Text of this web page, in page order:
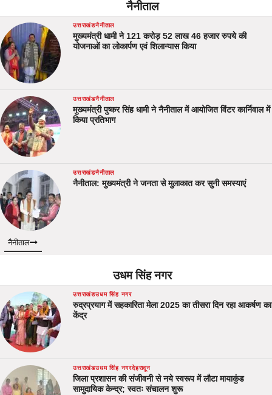
नैनीताल
उत्तराखंडनैनीताल
मुख्यमंत्री धामी ने 121 करोड़ 52 लाख 46 हजार रुपये की
योजनाओं का लोकार्पण एवं शिलान्यास किया
उत्तराखंडनैनीताल
मुख्यमंत्री पुष्कर सिंह धामी ने नैनीताल में आयोजित विंटर कार्निवाल में
किया प्रतिभाग
उत्तराखंडनैनीताल
नैनीताल: मुख्यमंत्री ने जनता से मुलाकात कर सुनी समस्याएं
नैनीताल
उधम सिंह नगर
उत्तराखंडउधम सिंह नगर
रुद्रप्रयाग में सहकारिता मेला 2025 का तीसरा दिन रहा आकर्षण का
केंद्र
उत्तराखंडउधम सिंह नगरदेहरादून
जिला प्रशासन की संजीवनी से नये स्वरूप में लौटा मायाकुंड
सामुदायिक केन्द्र; स्वतः संचालन शुरू